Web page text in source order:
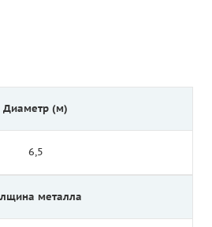
Диаметр (м)
6,5
металла